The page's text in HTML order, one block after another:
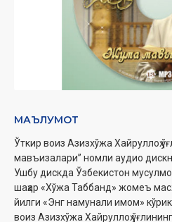
МАЪЛУМОТ
Ўткир воиз Азизхўжа Хайруллоҳ
мавъизалари” номли аудио
Ушбу дискда Ўзбекистон
шаҳар «Хўжа Таббанд» жомеъ
йилги «Энг намунали имом»
воиз Азизхўжа Хайруллоҳ